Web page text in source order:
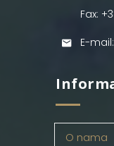
Fax:
E-
O nama